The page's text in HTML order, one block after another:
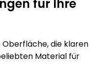
für Ihre
die klaren
Material für